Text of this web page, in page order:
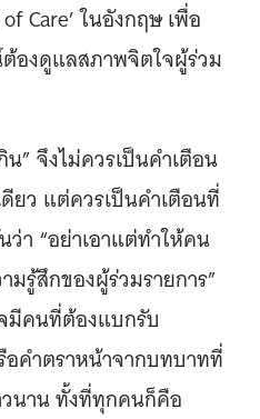
Care’ ในอังกฤษ เพื่อ
องดูแลสภาพจิตใจผู้ร่วม
” จึงไม่ควรเป็นคำเตือน
ยว แต่ควรเป็นคำเตือนที่
ว่า “อย่าเอาแต่ทำให้คน
รู้สึกของผู้ร่วมรายการ”
มีคนที่ต้องแบกรับ
คำตราหน้าจากบทบาทที่
นาน ทั้งที่ทุกคนก็คือ